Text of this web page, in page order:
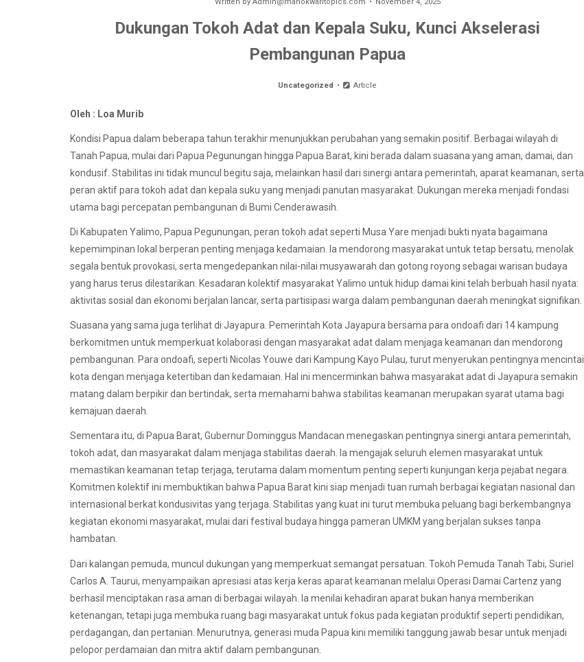
Dukungan Tokoh Adat dan Kepala Suku, Kunci Akselerasi
Pembangunan Papua
Uncategorized Article
Oleh : Loa Murib
Kondisi Papua dalam beberapa tahun terakhir menunjukkan perubahan yang semakin positif. Berbagai wilayah di
Tanah Papua, mulai dari Papua Pegunungan hingga Papua Barat, kini berada dalam suasana yang aman, damai, dan
kondusif. Stabilitas ini tidak muncul begitu saja, melainkan hasil dari sinergi antara pemerintah, aparat keamanan, serta
peran aktif para tokoh adat dan kepala suku yang menjadi panutan masyarakat. Dukungan mereka menjadi fondasi
utama bagi percepatan pembangunan di Bumi Cenderawasih.
Di Kabupaten Yalimo, Papua Pegunungan, peran tokoh adat seperti Musa Yare menjadi bukti nyata bagaimana
kepemimpinan lokal berperan penting menjaga kedamaian. Ia mendorong masyarakat untuk tetap bersatu, menolak
segala bentuk provokasi, serta mengedepankan nilai-nilai musyawarah dan gotong royong sebagai warisan budaya
yang harus terus dilestarikan. Kesadaran kolektif masyarakat Yalimo untuk hidup damai kini telah berbuah hasil nyata:
aktivitas sosial dan ekonomi berjalan lancar, serta partisipasi warga dalam pembangunan daerah meningkat signifikan.
Suasana yang sama juga terlihat di Jayapura. Pemerintah Kota Jayapura bersama para ondoafi dari 14 kampung
berkomitmen untuk memperkuat kolaborasi dengan masyarakat adat dalam menjaga keamanan dan mendorong
pembangunan. Para ondoafi, seperti Nicolas Youwe dari Kampung Kayo Pulau, turut menyerukan pentingnya mencintai
kota dengan menjaga ketertiban dan kedamaian. Hal ini mencerminkan bahwa masyarakat adat di Jayapura semakin
matang dalam berpikir dan bertindak, serta memahami bahwa stabilitas keamanan merupakan syarat utama bagi
kemajuan daerah.
Sementara itu, di Papua Barat, Gubernur Dominggus Mandacan menegaskan pentingnya sinergi antara pemerintah,
tokoh adat, dan masyarakat dalam menjaga stabilitas daerah. Ia mengajak seluruh elemen masyarakat untuk
memastikan keamanan tetap terjaga, terutama dalam momentum penting seperti kunjungan kerja pejabat negara.
Komitmen kolektif ini membuktikan bahwa Papua Barat kini siap menjadi tuan rumah berbagai kegiatan nasional dan
internasional berkat kondusivitas yang terjaga. Stabilitas yang kuat ini turut membuka peluang bagi berkembangnya
kegiatan ekonomi masyarakat, mulai dari festival budaya hingga pameran UMKM yang berjalan sukses tanpa
hambatan.
Dari kalangan pemuda, muncul dukungan yang memperkuat semangat persatuan. Tokoh Pemuda Tanah Tabi, Suriel
Carlos A. Taurui, menyampaikan apresiasi atas kerja keras aparat keamanan melalui Operasi Damai Cartenz yang
berhasil menciptakan rasa aman di berbagai wilayah. Ia menilai kehadiran aparat bukan hanya memberikan
ketenangan, tetapi juga membuka ruang bagi masyarakat untuk fokus pada kegiatan produktif seperti pendidikan,
perdagangan, dan pertanian. Menurutnya, generasi muda Papua kini memiliki tanggung jawab besar untuk menjadi
pelopor perdamaian dan mitra aktif dalam pembangunan.